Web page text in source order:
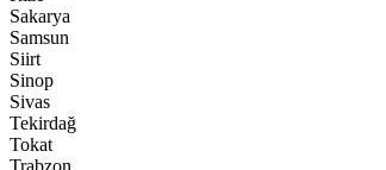
Sakarya
Samsun
Siirt
Sinop
Sivas
Tekirdağ
Tokat
Trabzon